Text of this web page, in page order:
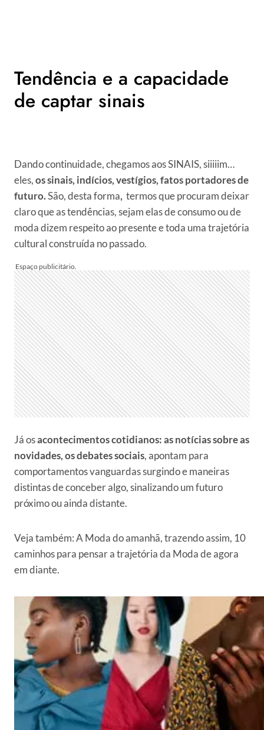
Tendência e a capacidade
de captar sinais
Dando continuidade, chegamos aos SINAIS, siiiiim…
eles,os sinais, indícios, vestígios, fatos portadores de
futuro.São, desta forma, termos que procuram deixar
claro que as tendências, sejam elas de consumo ou de
moda dizem respeito ao presente e toda uma trajetória
cultural construída no passado.
Já osacontecimentos cotidianos: as notícias sobre as
novidades, os debates sociais, apontam para
comportamentos vanguardas surgindo e maneiras
distintas de conceber algo, sinalizando um futuro
próximo ou ainda distante.
Veja também:A Moda do amanhã, trazendo assim, 10
caminhos para pensar a trajetória da Moda de agora
em diante.